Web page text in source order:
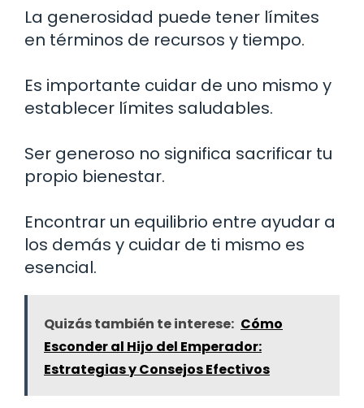
La generosidad puede tener límites
en términos de recursos y tiempo.
Es importante cuidar de uno mismo y
establecer límites saludables.
Ser generoso no significa sacrificar tu
propio bienestar.
Encontrar un equilibrio entre ayudar a
los demás y cuidar de ti mismo es
esencial.
Quizás también te interese: Cómo
Esconder al Hijo del Emperador:
Estrategias y Consejos Efectivos